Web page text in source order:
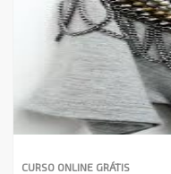
CURSO ONLINE GRÁTIS